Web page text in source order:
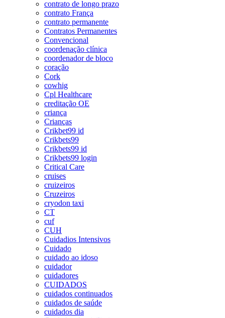
contrato de longo prazo
contrato França
contrato permanente
Contratos Permanentes
Convencional
coordenação clínica
coordenador de bloco
coração
Cork
cowhig
Cpl Healthcare
creditação OE
criança
Crianças
Crikbet99 id
Crikbets99
Crikbets99 id
Crikbets99 login
Critical Care
cruises
cruizeiros
Cruzeiros
cryodon taxi
CT
cuf
CUH
Cuidadios Intensivos
Cuidado
cuidado ao idoso
cuidador
cuidadores
CUIDADOS
cuidados continuados
cuidados de saúde
cuidados dia